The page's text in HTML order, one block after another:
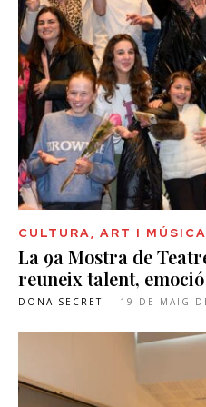
CULTURA, ART I MÚSICA
La 9a Mostra de
reuneix talent,
DONA SECRET - 19 DE MAIG